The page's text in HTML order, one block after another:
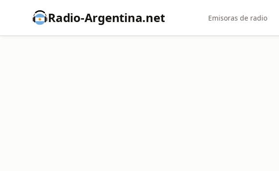
Radio-Argentina.net Emisoras de radio